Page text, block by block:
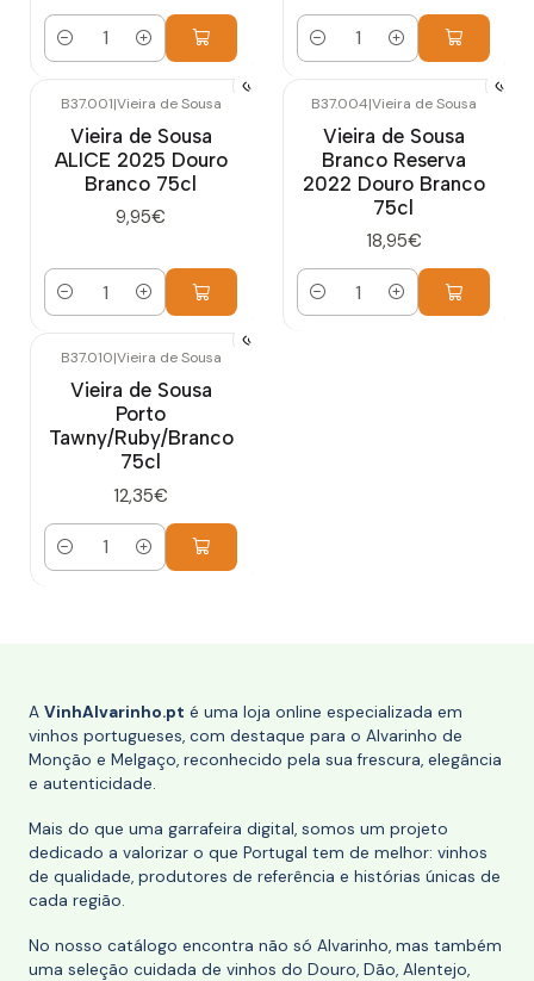
Quantidade Quantidade
B37.001|Vieira de Sousa
Vieira de Sousa
ALICE 2025 Douro
Branco 75cl
9,95€
Quantidade
B37.004|Vieira de Sousa
Vieira de Sousa
Branco Reserva
2022 Douro Branco
75cl
18,95€
Quantidade
B37.010|Vieira de Sousa
Vieira de Sousa
Porto
Tawny/Ruby/Branco
75cl
12,35€
Quantidade
A VinhAlvarinho.pt é uma loja online especializada em
vinhos portugueses, com destaque para o Alvarinho de
Monção e Melgaço, reconhecido pela sua frescura, elegância
e autenticidade.
Mais do que uma garrafeira digital, somos um projeto
dedicado a valorizar o que Portugal tem de melhor: vinhos
de qualidade, produtores de referência e histórias únicas de
cada região.
No nosso catálogo encontra não só Alvarinho, mas também
uma seleção cuidada de vinhos do Douro, Dão, Alentejo,